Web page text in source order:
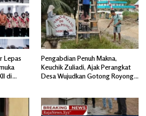
Lepas
di
Pengabdian Penuh Makna,
Keuchik Zuliadi, Ajak Perangkat
Desa Wujudkan Gotong Royong,